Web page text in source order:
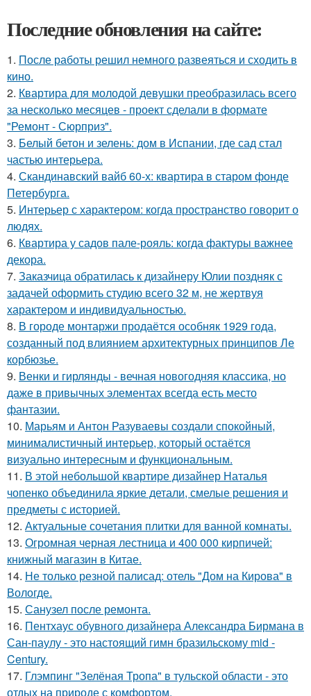
Последние обновления на сайте:
1. После работы решил немного развеяться и сходить в
кино.
2. Квартира для молодой девушки преобразилась всего
за несколько месяцев - проект сделали в формате
"Ремонт - Сюрприз".
3. Белый бетон и зелень: дом в Испании, где сад стал
частью интерьера.
4. Скандинавский вайб 60-х: квартира в старом фонде
Петербурга.
5. Интерьер с характером: когда пространство говорит о
людях.
6. Квартира у садов пале-рояль: когда фактуры важнее
декора.
7. Заказчица обратилась к дизайнеру Юлии поздняк с
задачей оформить студию всего 32 м, не жертвуя
характером и индивидуальностью.
8. В городе монтаржи продаётся особняк 1929 года,
созданный под влиянием архитектурных принципов Ле
корбюзье.
9. Венки и гирлянды - вечная новогодняя классика, но
даже в привычных элементах всегда есть место
фантазии.
10. Марьям и Антон Разуваевы создали спокойный,
минималистичный интерьер, который остаётся
визуально интересным и функциональным.
11. В этой небольшой квартире дизайнер Наталья
чопенко объединила яркие детали, смелые решения и
предметы с историей.
12. Актуальные сочетания плитки для ванной комнаты.
13. Огромная черная лестница и 400 000 кирпичей:
книжный магазин в Китае.
14. Не только резной палисад: отель "Дом на Кирова" в
Вологде.
15. Санузел после ремонта.
16. Пентхаус обувного дизайнера Александра Бирмана в
Сан-паулу - это настоящий гимн бразильскому mid -
Century.
17. Глэмпинг "Зелёная Тропа" в тульской области - это
отдых на природе с комфортом.